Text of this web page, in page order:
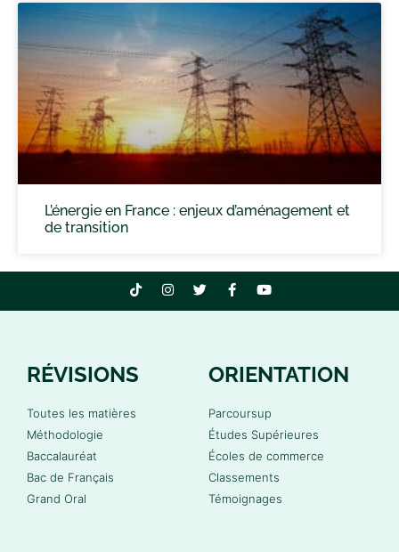
L’énergie en France : enjeux d’aménagement et
de transition
RÉVISIONS
Toutes les matières
Méthodologie
Baccalauréat
Bac de Français
Grand Oral
ORIENTATION
Parcoursup
Études Supérieures
Écoles de commerce
Classements
Témoignages